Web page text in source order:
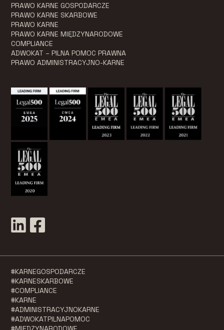
PRAWO KARNE GOSPODARCZE
PRAWO KARNE SKARBOWE
PRAWO KARNE
PRAWO KARNE MIĘDZYNARODOWE
COMPLIANCE
ADWOKAT – PILNA POMOC PRAWNA
PRAWO ADMINISTRACYJNO-KARNE
#KARNEGOSPODARCZE
#KARNESKARBOWE
#COMPLIANCE
#KARNE
#ADMINISTRACYJNOKARNE
#ADWOKATPILNAPOMOC